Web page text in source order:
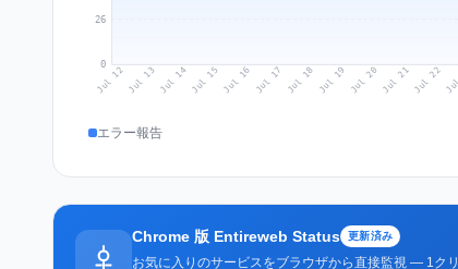
0
26
Jul 12Jul 13 Jul 14Jul 15 Jul 16 Jul 17 Jul 18 Jul 19 Jul 20 Jul 21Jul 22
エラー報告
Chrome 版 Entireweb Status 更新済み
お気に入りのサービスをブラウザから直接監視 — 1ク